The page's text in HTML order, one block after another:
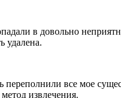
в довольно
удалена.
переполнили все мое
извлечения.